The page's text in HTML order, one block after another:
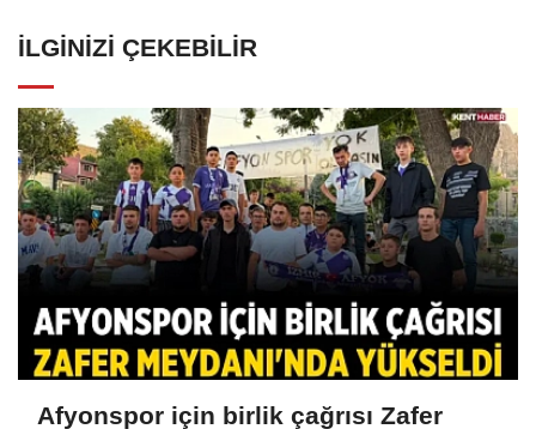
İLGINIZI ÇEKEBILIR
Afyonspor için birlik çağrısı Zafer